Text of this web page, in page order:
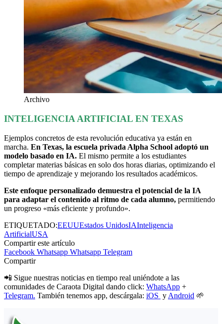
Archivo
INTELIGENCIA ARTIFICIAL EN TEXAS
Ejemplos concretos de esta revolución educativa ya están en
marcha. En Texas, la escuela privada Alpha School adoptó un
modelo basado en IA. El mismo permite a los estudiantes
completar materias básicas en solo dos horas diarias, optimizando el
tiempo de aprendizaje y mejorando los resultados académicos.
Este enfoque personalizado demuestra el potencial de la IA
para adaptar el contenido al ritmo de cada alumno, permitiendo
un progreso «más eficiente y profundo».
ETIQUETADO:EEUUEstados UnidosIAInteligencia
ArtificialUSA
Compartir este artículo
Facebook Whatsapp Whatsapp Telegram
Compartir
📲 Sigue nuestras noticias en tiempo real uniéndote a las
comunidades de Caraota Digital dando click: WhatsApp +
Telegram. También tenemos app, descárgala: iOS y Android 🌱